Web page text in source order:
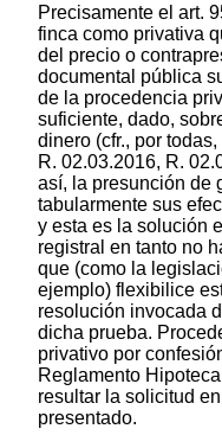
Precisamente el art.
finca como privativa
del precio o
documental pública
de la procedencia
suficiente, dado,
dinero (cfr., por
R. 02.03.2016, R.
así, la presunción de
tabularmente sus
y esta es la solución
registral en tanto no
que (como la
ejemplo) flexibilice
resolución invocada
dicha prueba.
privativo por
Reglamento
resultar la solicitud
presentado.